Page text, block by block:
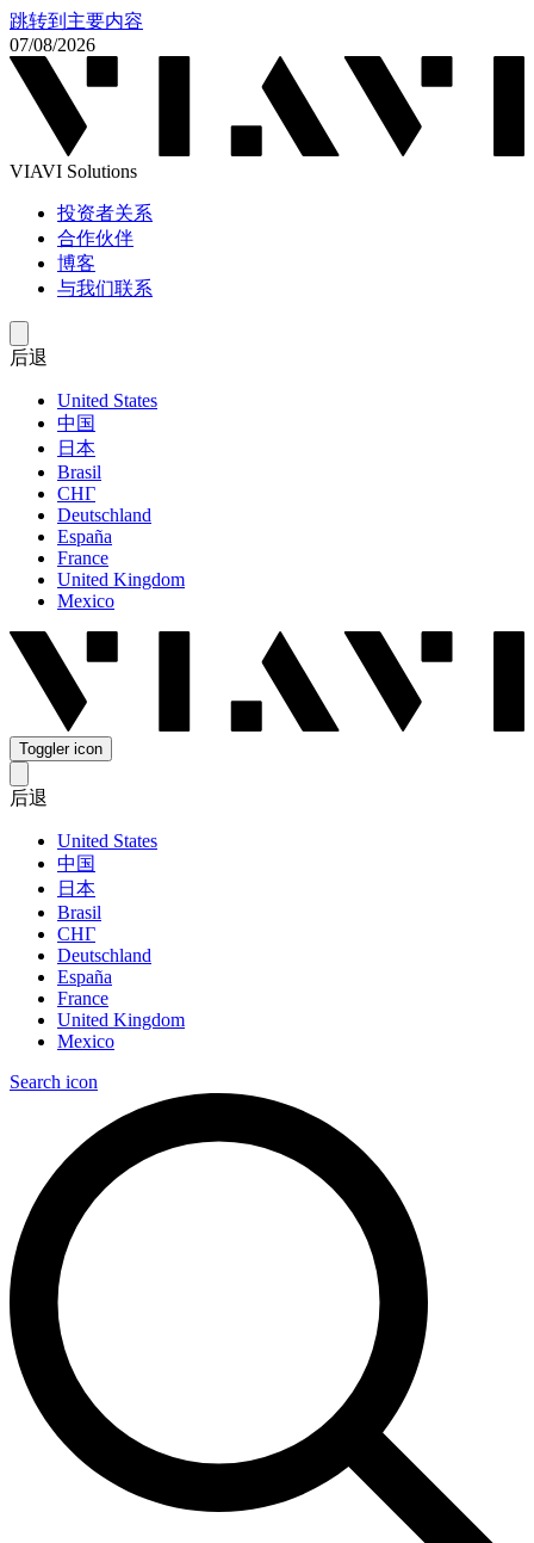
跳转到主要内容
07/08/2026
VIAVI Solutions
投资者关系
合作伙伴
博客
与我们联系
后退
United States
中国
日本
Brasil
СНГ
Deutschland
España
France
United Kingdom
Mexico
Toggler icon
后退
United States
中国
日本
Brasil
СНГ
Deutschland
España
France
United Kingdom
Mexico
Search icon